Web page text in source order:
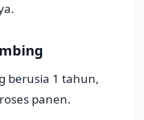
berusia 1 tahun,
panen.